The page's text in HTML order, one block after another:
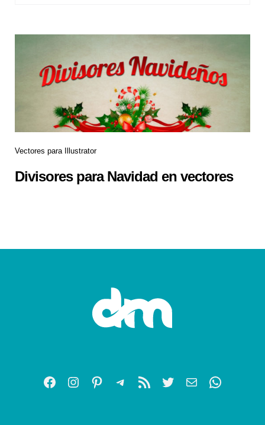
Vectores para Illustrator
Divisores para Navidad en vectores